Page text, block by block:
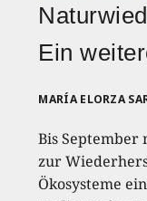
Ein
MARÍA ELORZA
Bis September
zur
Ökosysteme